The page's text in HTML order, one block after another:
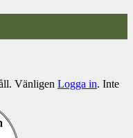
Vänligen Logga in. Inte